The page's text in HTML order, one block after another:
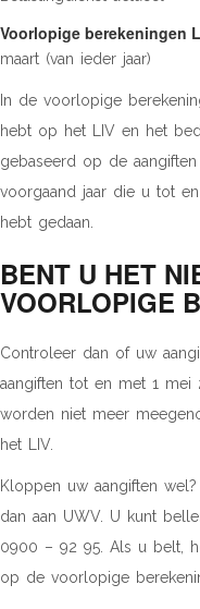
Voorlopige berekeningen
maart (van ieder jaar)
In de voorlopige
hebt op het LIV en het
gebaseerd op de
voorgaand jaar die u tot
hebt gedaan.
BENT U HET
VOORLOPIGE
Controleer dan of uw
aangiften tot en met 1 mei
worden niet meer
het LIV.
Kloppen uw aangiften
dan aan UWV. U kunt
0900 – 92 95. Als u belt,
op de voorlopige